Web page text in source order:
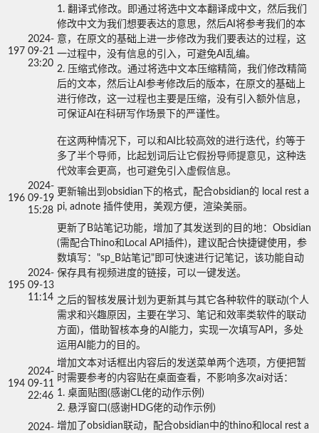
197
2024-
09-21
23:20
1. 翻译式修改。即通过将选中文本翻译成中文，然后我们
修改中文为我们想要表达的意思，然后AI将参考我们的本
意，在原文的基础上进一步修改为我们要表达的过程，这
一过程中，没有信息的引入，可避免AI乱编。
2. 压缩式修改。通过将选中文本压缩精简，我们修改精简
后的文本，然后让AI参考修改后的版本，在原文的基础上
进行修改，这一过程也主要是压缩，没有引入额外信息，
可保证AI在科研写作场景下的严谨性。
在这两种情况下，可以和AI比较高效的进行迭代，约等于
多了半个导师，比起划词后让它假扮导师提意见，这种迭
代效率会更高，也可避免引入虚假信息。
196
2024-
09-19
15:28
更新输出到obsidian下的格式，配合obsidian的 local rest a
pi, adnote 插件使用，美观方便，渲染美丽。
195
2024-
09-13
11:14
更新了B站笔记功能，增加了其发送到的目的地：Obsidian
(需配合Thino和Local API插件)，建议配合快捷键使用，参
数填写："sp_B站笔记"即可快速进行记笔记，该功能自动
保存具有视频进度的链接，可以一键发送。
之后的智核发展计划为更新其与其它各种软件的联动(个人
需求和兴趣原因，主要在学习、笔记和效率类软件的联动
方面)，借助智核本身的AI能力，实现一次填写API，多处
运用AI能力的目的。
194
2024-
09-11
22:46
增加文本对话框出内容后的发送菜单两个选项，方便把暂
时需要参考的内容贴在桌面查看，不影响多次ai对话：
1. 桌面贴图(感谢CL佬的动作示例)
2. 悬浮窗口(感谢HDG佬的动作示例)
2024- 增加了obsidian联动，配合obsidian中的thino和local rest a